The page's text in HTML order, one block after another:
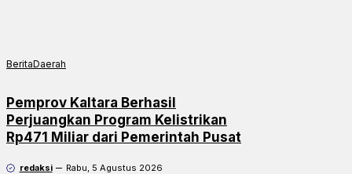
BeritaDaerah
Pemprov Kaltara Berhasil
Perjuangkan Program Kelistrikan
Rp471 Miliar dari Pemerintah Pusat
redaksi Rabu, 5 Agustus 2026